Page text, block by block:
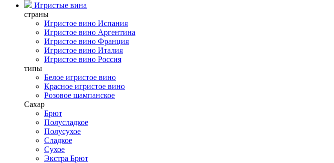
Игристые вина
страны
Игристое вино Испания
Игристое вино Аргентина
Игристое вино Франция
Игристое вино Италия
Игристое вино Россия
типы
Белое игристое вино
Красное игристое вино
Розовое шампанское
Сахар
Брют
Полусладкое
Полусухое
Сладкое
Сухое
Экстра Брют